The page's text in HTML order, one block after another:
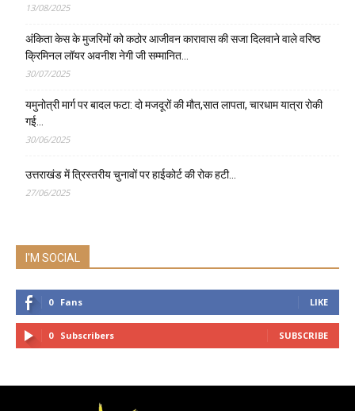
13/08/2025
अंकिता केस के मुजरिमों को कठोर आजीवन कारावास की सजा दिलवाने वाले वरिष्ठ
क्रिमिनल लॉयर अवनीश नेगी जी सम्मानित…
30/07/2025
यमुनोत्री मार्ग पर बादल फटा: दो मजदूरों की मौत,सात लापता, चारधाम यात्रा रोकी
गई…
30/06/2025
उत्तराखंड में त्रिस्तरीय चुनावों पर हाईकोर्ट की रोक हटी…
27/06/2025
I'M SOCIAL
0 Fans LIKE
0 Subscribers SUBSCRIBE